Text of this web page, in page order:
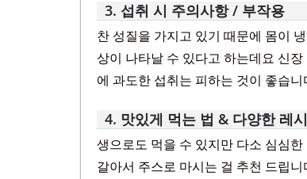
3. 섭취 시 주의사항 / 부작용
찬 성질을 가지고 있기 때문에 몸이
상이 나타날 수 있다고 하는데요 신
에 과도한 섭취는 피하는 것이 좋습니
4. 맛있게 먹는 법 & 다양한 레
생으로도 먹을 수 있지만 다소 심심
갈아서 주스로 마시는 걸 추천 드립